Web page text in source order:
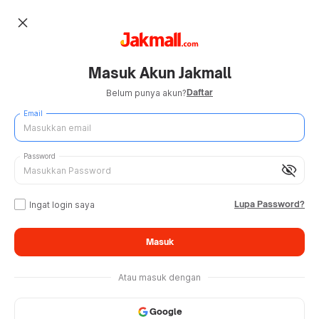
close
Masuk Akun Jakmall
Belum punya akun?Daftar
Email
visibility_off
Password
Ingat login saya Lupa Password?
Masuk
Atau masuk dengan
Google